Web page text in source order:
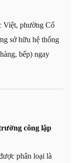
Việt, phường Cổ
sở hữu hệ thống
bếp) ngay
công lập
phân loại là